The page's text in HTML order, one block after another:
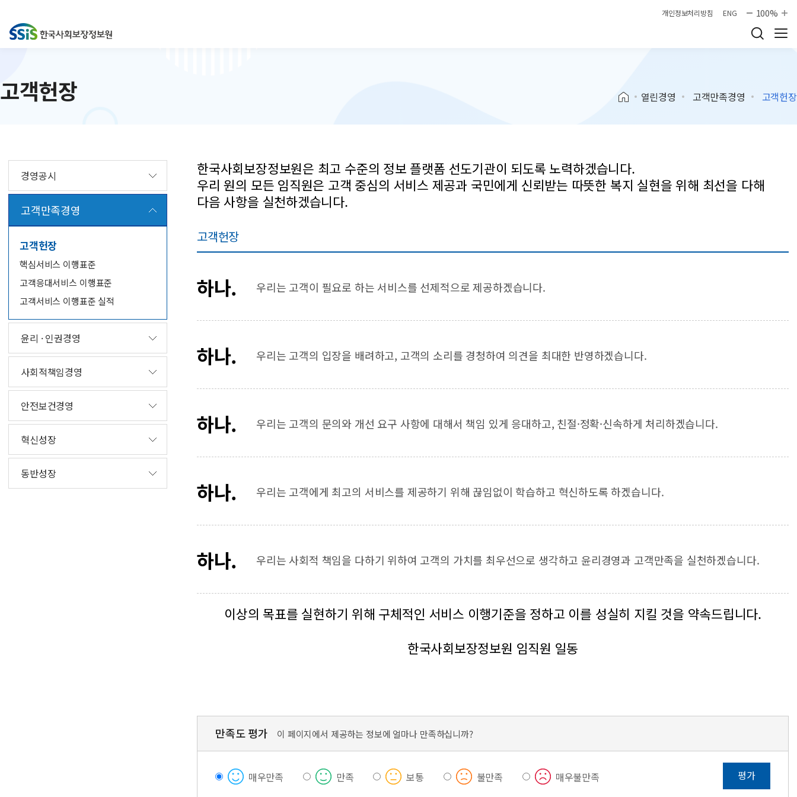
개인정보처리방침 ENG 100%
고객헌장 열린경영 고객만족경영 고객헌장
경영공시
고객만족경영
고객헌장
핵심서비스 이행표준
고객응대서비스 이행표준
고객서비스 이행표준 실적
윤리 · 인권경영
사회적책임경영
안전보건경영
혁신성장
동반성장
한국사회보장정보원은 최고 수준의 정보 플랫폼 선도기관이 되도록 노력하겠습니다.
우리 원의 모든 임직원은 고객 중심의 서비스 제공과 국민에게 신뢰받는 따뜻한 복지 실현을 위해 최선을 다해
다음 사항을 실천하겠습니다.
고객헌장
하나. 우리는 고객이 필요로 하는 서비스를 선제적으로 제공하겠습니다.
하나. 우리는 고객의 입장을 배려하고, 고객의 소리를 경청하여 의견을 최대한 반영하겠습니다.
하나. 우리는 고객의 문의와 개선 요구 사항에 대해서 책임 있게 응대하고, 친절·정확·신속하게 처리하겠습니다.
하나. 우리는 고객에게 최고의 서비스를 제공하기 위해 끊임없이 학습하고 혁신하도록 하겠습니다.
하나. 우리는 사회적 책임을 다하기 위하여 고객의 가치를 최우선으로 생각하고 윤리경영과 고객만족을 실천하겠습니다.
이상의 목표를 실현하기 위해 구체적인 서비스 이행기준을 정하고 이를 성실히 지킬 것을 약속드립니다.
한국사회보장정보원 임직원 일동
만족도 평가 이 페이지에서 제공하는 정보에 얼마나 만족하십니까?
매우만족 만족 보통 불만족 매우불만족 평가